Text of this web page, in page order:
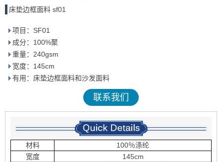
床垫边框面料 sf01
项目：SF01
成分：100%聚
重量：240gsm
宽度：145cm
有用：床垫边框面料和沙发面料
联系我们
材料
100％涤纶
宽度
145cm